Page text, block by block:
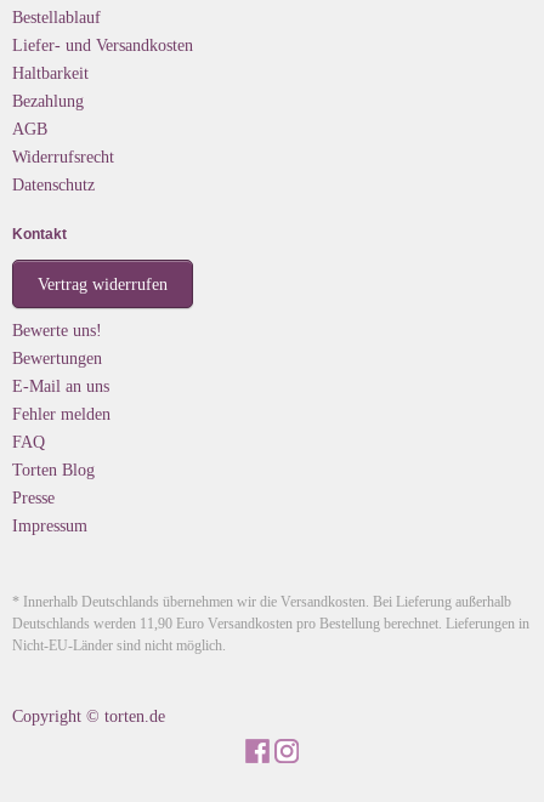
Bestellablauf
Liefer- und Versandkosten
Haltbarkeit
Bezahlung
AGB
Widerrufsrecht
Datenschutz
Kontakt
Vertrag widerrufen
Bewerte uns!
Bewertungen
E-Mail an uns
Fehler melden
FAQ
Torten Blog
Presse
Impressum
* Innerhalb Deutschlands übernehmen wir die Versandkosten. Bei Lieferung außerhalb
Deutschlands werden 11,90 Euro Versandkosten pro Bestellung berechnet. Lieferungen in
Nicht-EU-Länder sind nicht möglich.
Copyright © torten.de